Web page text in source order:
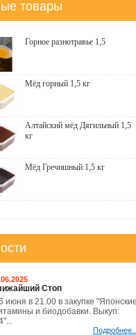
товары
Горное разнотравье 1,5
Мёд горный 1,5 кг
Алтайский мёд Дягильный 1,5
кг
Мёд Гречишный 1,5 кг
Стоп
июня в 21.00 в закупке "Японские
и биодобавки. Выкуп:
Подробнее...